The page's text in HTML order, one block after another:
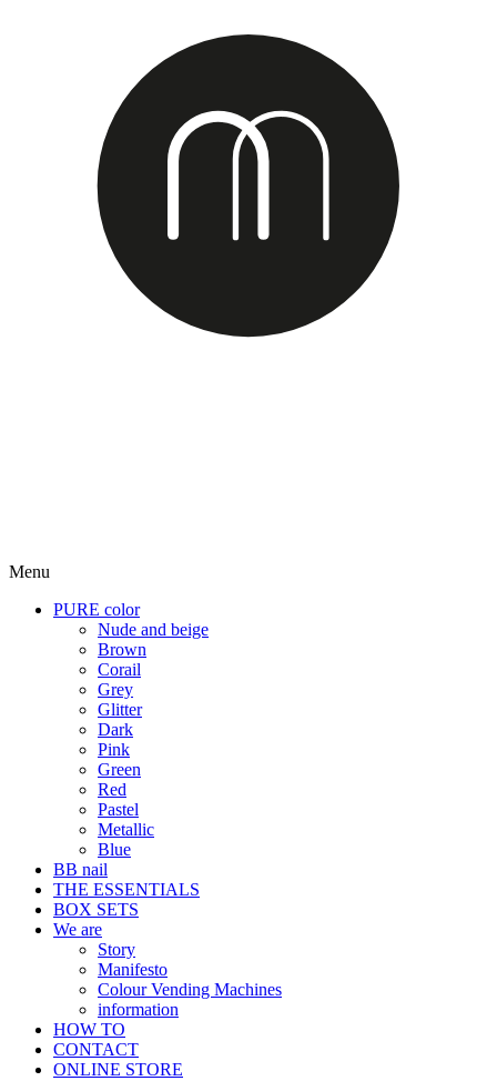
Menu
PURE color
Nude and beige
Brown
Corail
Grey
Glitter
Dark
Pink
Green
Red
Pastel
Metallic
Blue
BB nail
THE ESSENTIALS
BOX SETS
We are
Story
Manifesto
Colour Vending Machines
information
HOW TO
CONTACT
ONLINE STORE